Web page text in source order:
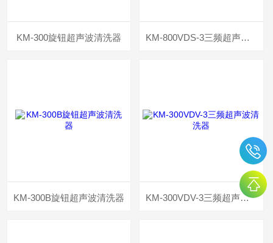
KM-300旋钮超声波清洗器 KM-800VDS-3三频超声波清洗器
KM-300B旋钮超声波清洗器 KM-300VDV-3三频超声波清洗器